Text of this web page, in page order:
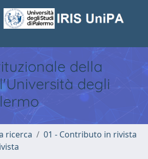
della
degli
ricerca
01 - Contributo in rivista